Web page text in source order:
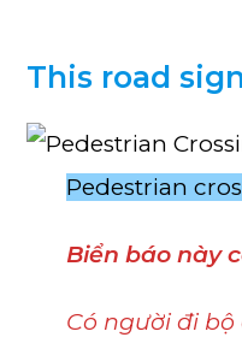
This road
Pedestrian
Biển báo này
Có người đi